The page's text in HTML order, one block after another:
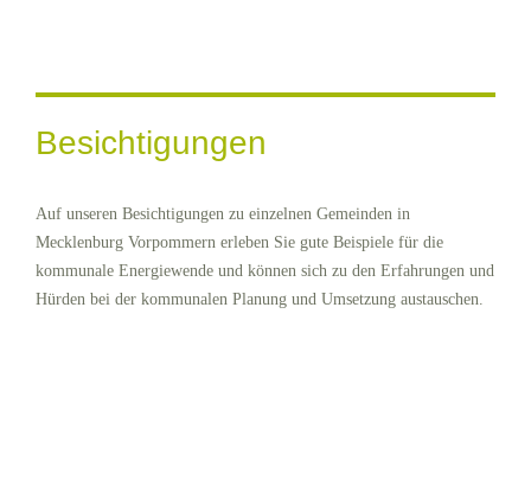
Besichtigungen
Auf unseren Besichtigungen zu einzelnen Gemeinden in
Mecklenburg Vorpommern erleben Sie gute Beispiele für die
kommunale Energiewende und können sich zu den Erfahrungen und
Hürden bei der kommunalen Planung und Umsetzung austauschen.